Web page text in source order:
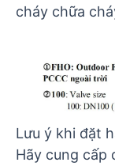
cháy chữa
Lưu ý khi đặt
Hãy cung cấp